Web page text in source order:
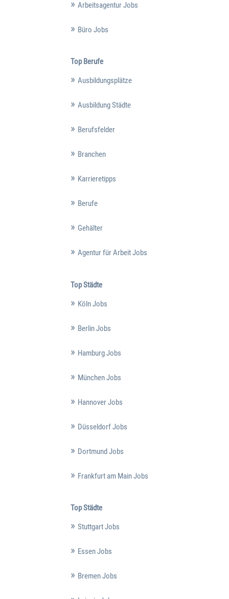
Arbeitsagentur Jobs
Büro Jobs
Top Berufe
Ausbildungsplätze
Ausbildung Städte
Berufsfelder
Branchen
Karrieretipps
Berufe
Gehälter
Agentur für Arbeit Jobs
Top Städte
Köln Jobs
Berlin Jobs
Hamburg Jobs
München Jobs
Hannover Jobs
Düsseldorf Jobs
Dortmund Jobs
Frankfurt am Main Jobs
Top Städte
Stuttgart Jobs
Essen Jobs
Bremen Jobs